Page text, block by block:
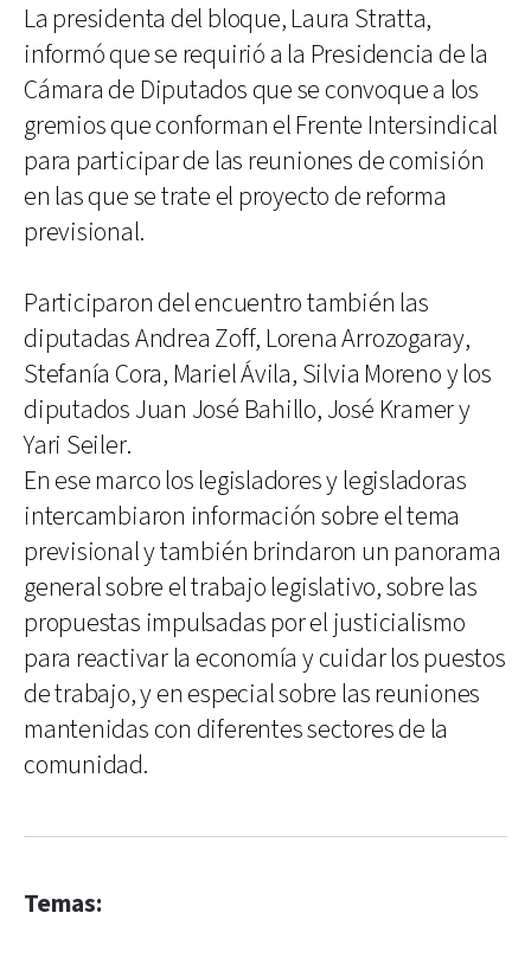
La presidenta del bloque, Laura Stratta,
informó que se requirió a la Presidencia de la
Cámara de Diputados que se convoque a los
gremios que conforman el Frente Intersindical
para participar de las reuniones de comisión
en las que se trate el proyecto de reforma
previsional.
Participaron del encuentro también las
diputadas Andrea Zoff, Lorena Arrozogaray,
Stefanía Cora, Mariel Ávila, Silvia Moreno y los
diputados Juan José Bahillo, José Kramer y
Yari Seiler.
En ese marco los legisladores y legisladoras
intercambiaron información sobre el tema
previsional y también brindaron un panorama
general sobre el trabajo legislativo, sobre las
propuestas impulsadas por el justicialismo
para reactivar la economía y cuidar los puestos
de trabajo, y en especial sobre las reuniones
mantenidas con diferentes sectores de la
comunidad.
Temas: